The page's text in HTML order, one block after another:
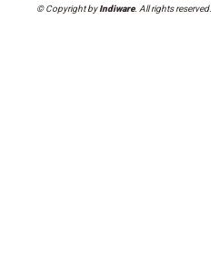
© Copyright byIndiware. All rights reserved.